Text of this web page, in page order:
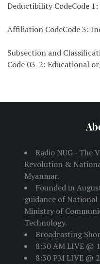
Deductibility CodeCode
Affiliation CodeCode 3:
Subsection and
Code 03-2: Educational
Radio NUG - The
Revolution &
Myanmar.
Founded in
guidance of
Ministry of
Technology.
Broadcasting
8:30 AM LIVE @
8:30 PM LIVE @